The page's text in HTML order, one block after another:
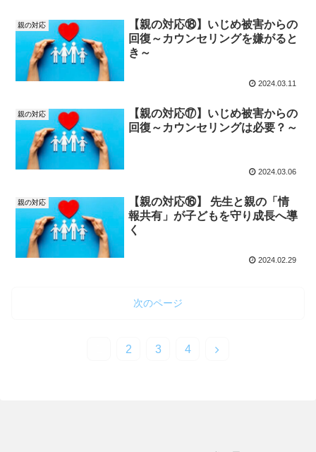
親の対応
【親の対応⑱】いじめ被害からの
回復～カウンセリングを嫌がると
き～
2024.03.11
親の対応
【親の対応⑰】いじめ被害からの
回復～カウンセリングは必要？～
2024.03.06
親の対応
【親の対応⑯】 先生と親の「情
報共有」が子どもを守り成長へ導
く
2024.02.29
次のページ
2 3 4
次